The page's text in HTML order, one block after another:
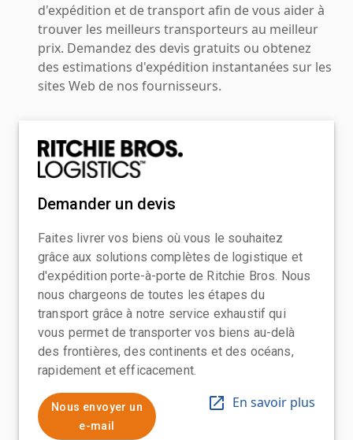
d'expédition et de transport afin de vous aider à
trouver les meilleurs transporteurs au meilleur
prix. Demandez des devis gratuits ou obtenez
des estimations d'expédition instantanées sur les
sites Web de nos fournisseurs.
Demander un devis
Faites livrer vos biens où vous le souhaitez
grâce aux solutions complètes de logistique et
d'expédition porte-à-porte de Ritchie Bros. Nous
nous chargeons de toutes les étapes du
transport grâce à notre service exhaustif qui
vous permet de transporter vos biens au-delà
des frontières, des continents et des océans,
rapidement et efficacement.
Nous envoyer un
e-mail
En savoir plus